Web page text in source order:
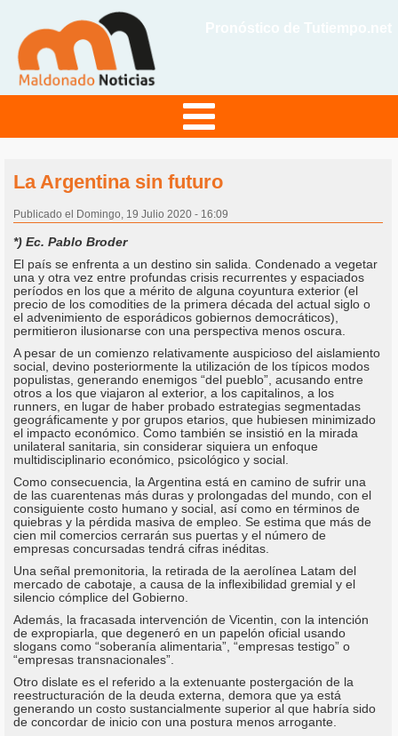
La Argentina sin futuro
Publicado el Domingo, 19 Julio 2020 - 16:09
*) Ec. Pablo Broder
El país se enfrenta a un destino sin salida. Condenado a vegetar
una y otra vez entre profundas crisis recurrentes y espaciados
períodos en los que a mérito de alguna coyuntura exterior (el
precio de los comodities de la primera década del actual siglo o
el advenimiento de esporádicos gobiernos democráticos),
permitieron ilusionarse con una perspectiva menos oscura.
A pesar de un comienzo relativamente auspicioso del aislamiento
social, devino posteriormente la utilización de los típicos modos
populistas, generando enemigos “del pueblo”, acusando entre
otros a los que viajaron al exterior, a los capitalinos, a los
runners, en lugar de haber probado estrategias segmentadas
geográficamente y por grupos etarios, que hubiesen minimizado
el impacto económico. Como también se insistió en la mirada
unilateral sanitaria, sin considerar siquiera un enfoque
multidisciplinario económico, psicológico y social.
Como consecuencia, la Argentina está en camino de sufrir una
de las cuarentenas más duras y prolongadas del mundo, con el
consiguiente costo humano y social, así como en términos de
quiebras y la pérdida masiva de empleo. Se estima que más de
cien mil comercios cerrarán sus puertas y el número de
empresas concursadas tendrá cifras inéditas.
Una señal premonitoria, la retirada de la aerolínea Latam del
mercado de cabotaje, a causa de la inflexibilidad gremial y el
silencio cómplice del Gobierno.
Además, la fracasada intervención de Vicentin, con la intención
de expropiarla, que degeneró en un papelón oficial usando
slogans como “soberanía alimentaria”, “empresas testigo” o
“empresas transnacionales”.
Otro dislate es el referido a la extenuante postergación de la
reestructuración de la deuda externa, demora que ya está
generando un costo sustancialmente superior al que habría sido
de concordar de inicio con una postura menos arrogante.